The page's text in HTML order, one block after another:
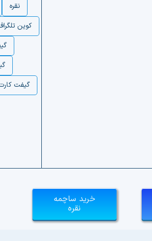
نقره
کوین
گیفت
خرید ساچمه
نقره